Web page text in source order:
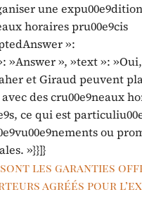
une
horaires pru00e9cis
»:
»Answer », »text »:
et Giraud peuvent
des cru00e9neaux
ce qui est
ou
»}}]}
les garanties
agréés pour